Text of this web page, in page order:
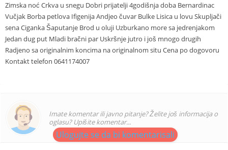
Zimska noć Crkva u snegu Dobri prijatelji 4godišnja doba Bernardinac
Vučjak Borba petlova Ifigenija Andjeo čuvar Bulke Lisica u lovu Skupljači
sena Ciganka Šaputanje Brod u oluji Uzburkano more sa jedrenjakom
Jedan dug put Mladi bračni par Uskršnje jutro i još mnogo drugih
Radjeno sa originalnim koncima na originalnom situ Cena po dogovoru
Kontakt telefon 0641174007
Imate komentar ili javno pitanje? Želite još informacija o
oglasu? Upišite komentar...
Ulogujte se da bi komentarisali